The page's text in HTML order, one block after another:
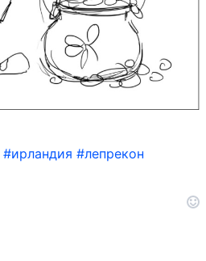
#ирландия #лепрекон